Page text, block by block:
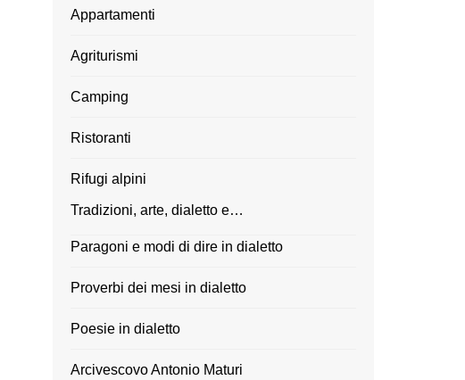
Appartamenti
Agriturismi
Camping
Ristoranti
Rifugi alpini
Tradizioni, arte, dialetto e…
Paragoni e modi di dire in dialetto
Proverbi dei mesi in dialetto
Poesie in dialetto
Arcivescovo Antonio Maturi